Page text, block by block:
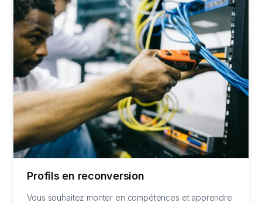
Profils en reconversion
Vous souhaitez monter en compétences et apprendre